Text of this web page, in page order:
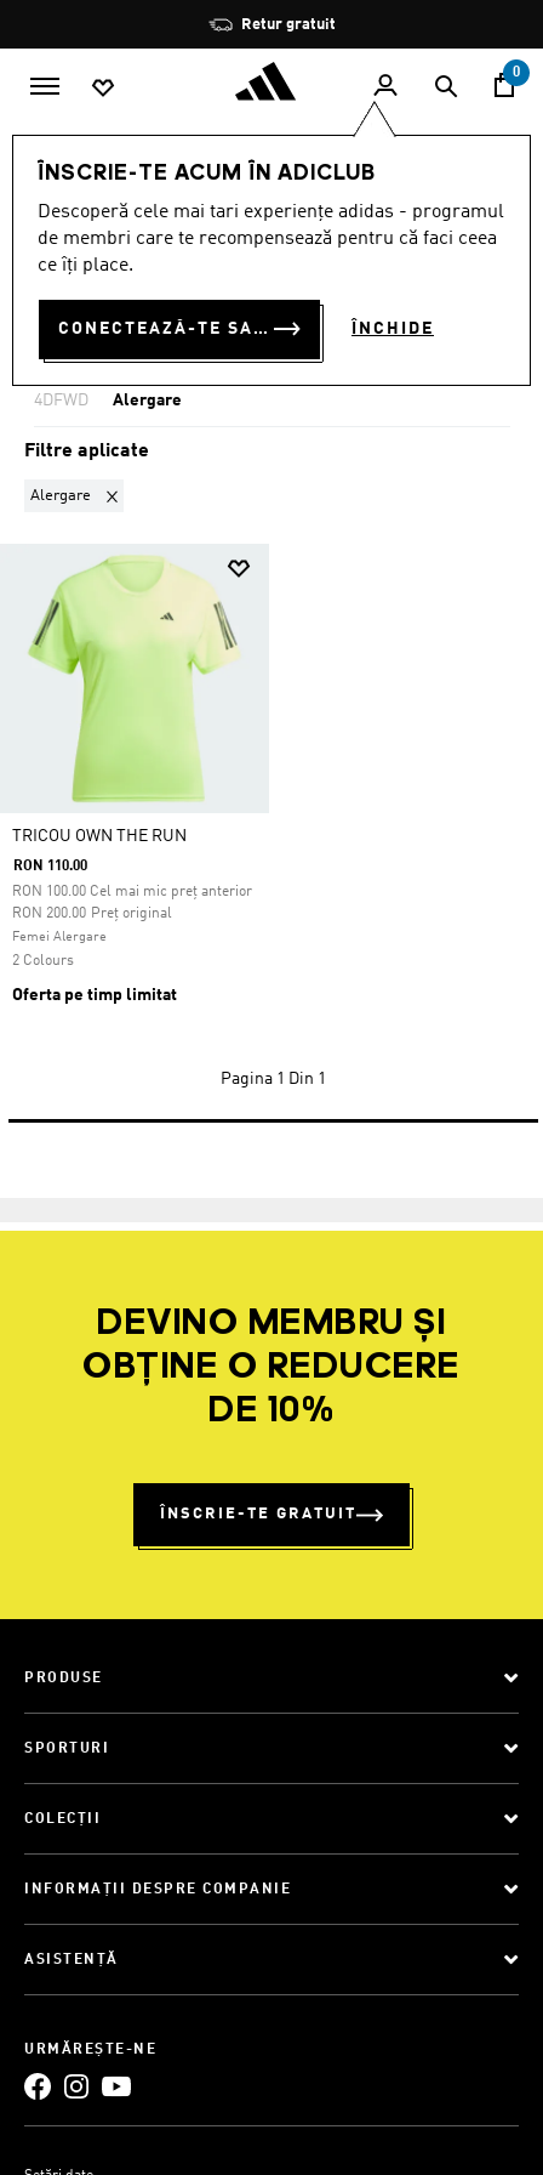
Oprește
rotația
Retur gratuit
0
ÎNSCRIE-TE ACUM ÎN ADICLUB
Descoperă cele mai tari experiențe adidas - programul
de membri care te recompensează pentru că faci ceea
ce îți place.
CONECTEAZĂ-TE SAU ÎNSCRIE-TE ACUM ÎNCHIDE
Franchises 4DFWD Alergare
ALERGARE·ADIDAS
4DFWD ALERGARE
Filtrează Imagini Mari
4DFWD Alergare
Filtre aplicate
Alergare Elimină filtrul Sortat momentan după SPORTURI: Alergare
TRICOU OWN THE RUN
RON 110.00
RON 100.00 Cel mai mic preț anterior
Preț original
Preț redus de la
RON 200.00la
Femei Alergare
2 Colours
Oferta pe timp limitat
Pagina 1 Din 1
DEVINO MEMBRU ȘI
OBȚINE O REDUCERE
DE 10%
ÎNSCRIE-TE GRATUIT
PRODUSE
SPORTURI
COLECȚII
INFORMAȚII DESPRE COMPANIE
ASISTENȚĂ
URMĂREȘTE-NE